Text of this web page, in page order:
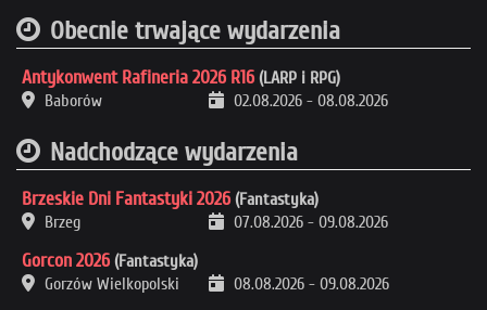
Obecnie trwające wydarzenia
Antykonwent Rafineria 2026 R16 (LARP i RPG)
Baborów
02.08.2026 - 08.08.2026
Nadchodzące wydarzenia
Brzeskie Dni Fantastyki 2026 (Fantastyka)
Brzeg
07.08.2026 - 09.08.2026
Gorcon 2026 (Fantastyka)
Gorzów Wielkopolski
08.08.2026 - 09.08.2026